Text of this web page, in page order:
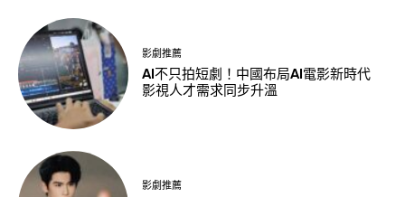
影劇推薦
AI不只拍短劇！中國布局AI電影新時代
影視人才需求同步升溫
影劇推薦